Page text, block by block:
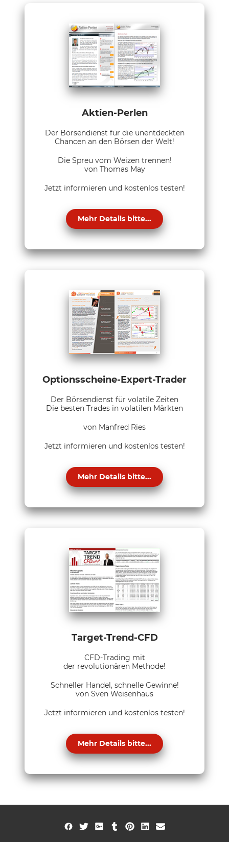
Aktien-Perlen
Der Börsendienst für die unentdeckten
Chancen an den Börsen der Welt!
Die Spreu vom Weizen trennen!
von Thomas May
Jetzt informieren und kostenlos testen!
Mehr Details bitte...
Optionsscheine-Expert-Trader
Der Börsendienst für volatile Zeiten
Die besten Trades in volatilen Märkten
von Manfred Ries
Jetzt informieren und kostenlos testen!
Mehr Details bitte...
Target-Trend-CFD
CFD-Trading mit
der revolutionären Methode!
Schneller Handel, schnelle Gewinne!
von Sven Weisenhaus
Jetzt informieren und kostenlos testen!
Mehr Details bitte...